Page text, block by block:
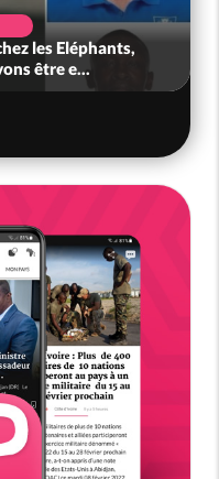
les Eléphants,
être e...